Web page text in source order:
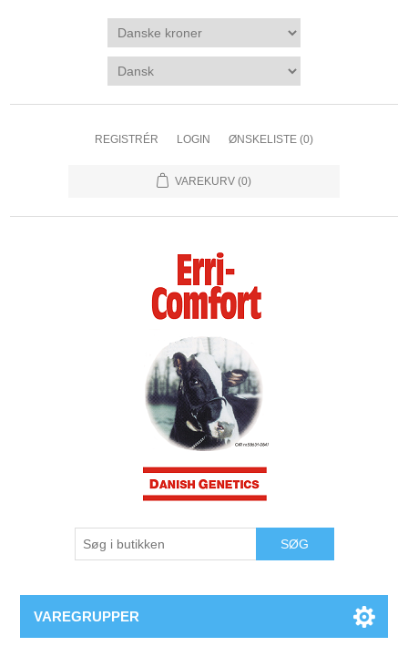
REGISTRÉR LOGIN ØNSKELISTE (0)
VAREKURV (0)
VAREGRUPPER